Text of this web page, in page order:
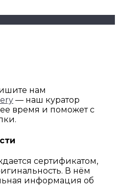
нам
— наш куратор
время и поможет с
сертификатом,
В нём
информация об